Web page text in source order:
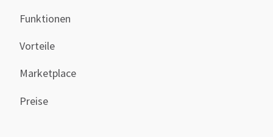
Funktionen
Vorteile
Marketplace
Preise